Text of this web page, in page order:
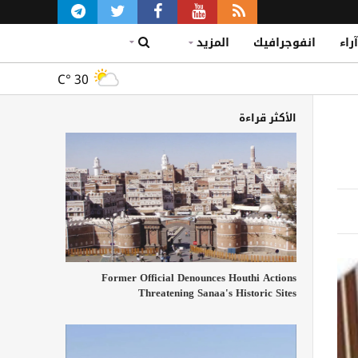
آراء انفوجرافيك المزيد
C° 30
الأكثر قراءة
Former Official Denounces Houthi Actions
Threatening Sanaa's Historic Sites